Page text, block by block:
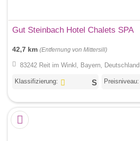
Gut Steinbach Hotel Chalets SPA
42,7 km (Entfernung von Mittersill)
83242 Reit im Winkl, Bayern, Deutschland
Klassifizierung: Preisniveau: